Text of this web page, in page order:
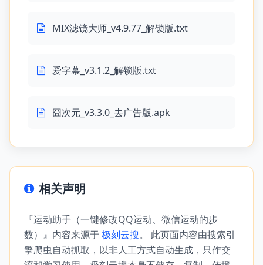
MIX滤镜大师_v4.9.77_解锁版.txt
爱字幕_v3.1.2_解锁版.txt
囧次元_v3.3.0_去广告版.apk
相关声明
『运动助手（一键修改QQ运动、微信运动的步
数）』内容来源于极刻云搜。 此页面内容由搜索引
擎爬虫自动抓取，以非人工方式自动生成，只作交